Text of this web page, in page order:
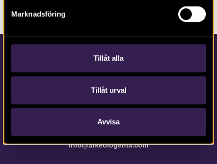
Marknadsföring
Tillåt alla
Tillåt urval
Avvisa
Kontakta Arkeologerna
info@arkeologerna.com